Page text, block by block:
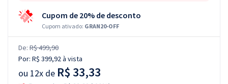
Cupom de 20% de desconto
Cupom ativado: GRAN20-OFF
De: R$ 499,90
Por: R$ 399,92à vista
ou 12x de R$ 33,33